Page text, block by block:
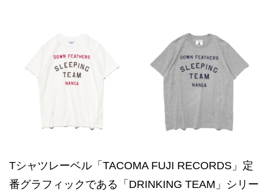
Tシャツレーベル「TACOMA FUJI RECORDS」定
番グラフィックである「DRINKING TEAM」シリー